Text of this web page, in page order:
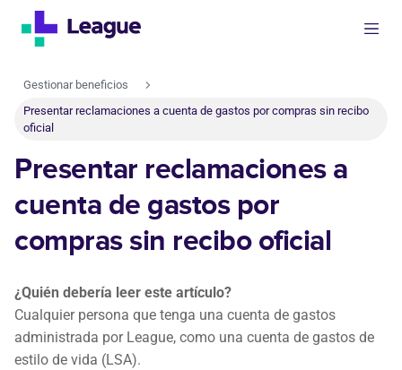
Gestionar beneficios
Presentar reclamaciones a cuenta de gastos por compras sin recibo
oficial
Presentar reclamaciones a
cuenta de gastos por
compras sin recibo oficial
¿Quién debería leer este artículo?
Cualquier persona que tenga una cuenta de gastos
administrada por League, como una cuenta de gastos de
estilo de vida (LSA).